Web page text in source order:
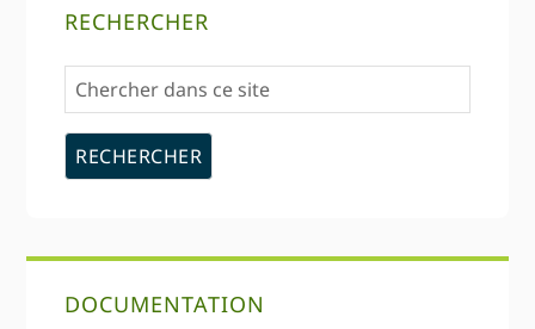
primaire
RECHERCHER
Chercher
dans
ce
site
DOCUMENTATION